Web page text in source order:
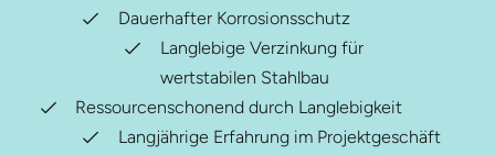
Dauerhafter Korrosionsschutz
Langlebige Verzinkung für
wertstabilen Stahlbau
Ressourcenschonend durch Langlebigkeit
Langjährige Erfahrung im Projektgeschäft